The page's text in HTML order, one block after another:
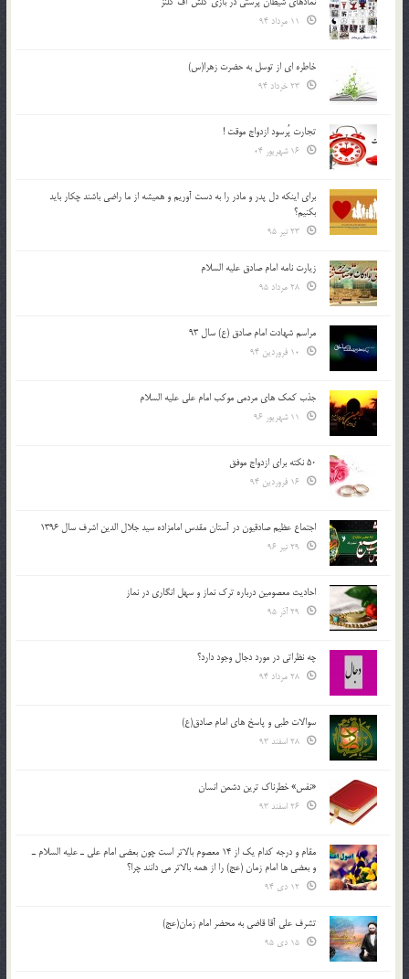
خاطره ای از توسل به حضرت زهرا(س)
تجارت پُرسود ازدواج موقت !
براي اينكه دل پدر و مادر را به دست آوريم و هميشه از ما راضي باشند چكار بايد
بكنيم؟
زیارت نامه امام صادق علیه السلام
مراسم شهادت امام صادق (ع) سال 93
جذب کمک های مردمی موکب امام علی علیه السلام
50 نکته برای ازدواج موفق
اجتماع عظیم صادقیون در آستان مقدس امامزاده سید جلال الدین اشرف سال 1396
احادیث معصومین درباره ترک نماز و سهل انگاری در نماز
چه نظراتی در مورد دجال وجود دارد؟
سوالات طبی و پاسخ های امام صادق(ع)
«نفس» خطرناک ترین دشمن انسان
مقام و درجه كدام يك از 14 معصوم بالاتر است چون بعضي امام علي ـ عليه السلام ـ
و بعضي ها امام زمان (عج) را از همه بالاتر مي دانند چرا؟
تشرف علي آقا قاضي به محضر امام زمان(عج)